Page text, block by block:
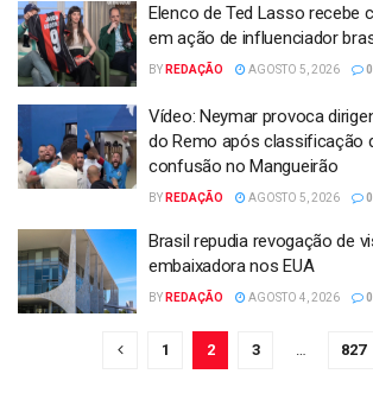
Elenco de Ted Lasso recebe
em ação de influenciador
BY REDAÇÃO AGOSTO 5, 2026 0
Vídeo: Neymar provoca
do Remo após classificação
confusão no Mangueirão
BY REDAÇÃO AGOSTO 5, 2026 0
Brasil repudia revogação de
embaixadora nos EUA
BY REDAÇÃO AGOSTO 4, 2026 0
1 2 3 … 827